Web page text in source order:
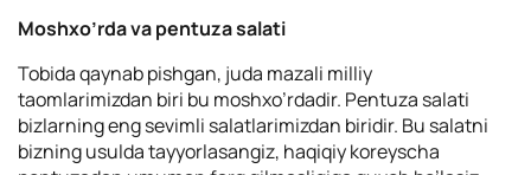
Moshxo’rda va pentuza salati
Tobida qaynab pishgan, juda mazali milliy
taomlarimizdan biri bu moshxo’rdadir. Pentuza salati
bizlarning eng sevimli salatlarimizdan biridir. Bu salatni
bizning usulda tayyorlasangiz, haqiqiy koreyscha